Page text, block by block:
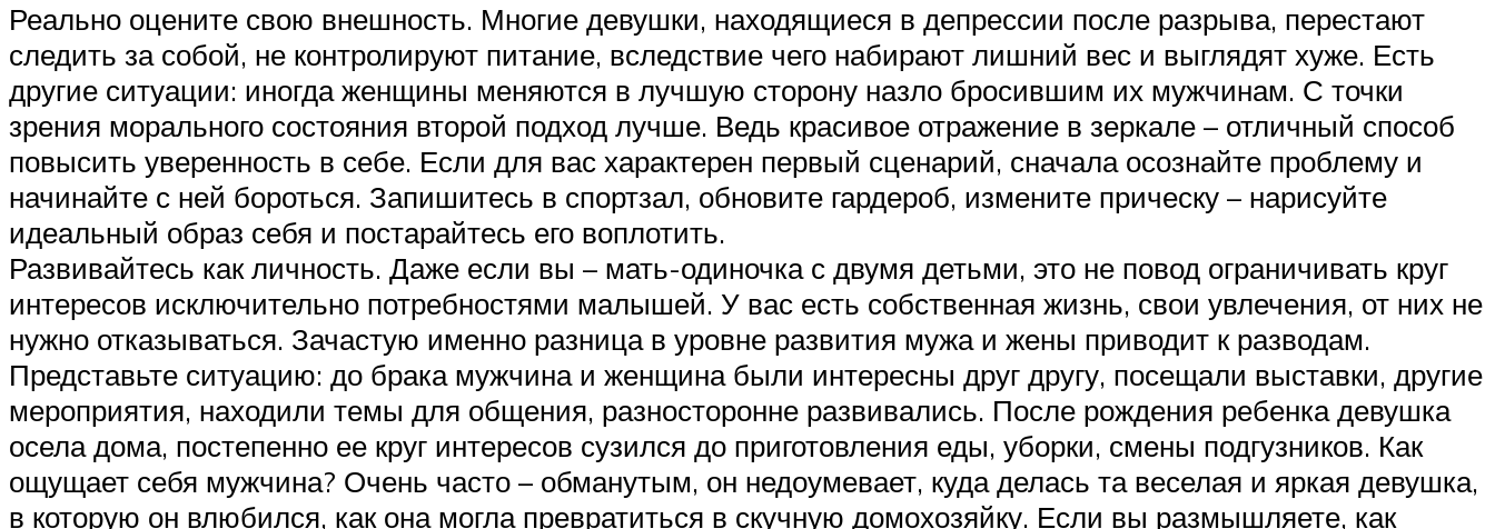
Реально оцените свою внешность. Многие девушки, находящиеся в депрессии после разрыва, перестают
следить за собой, не контролируют питание, вследствие чего набирают лишний вес и выглядят хуже. Есть
другие ситуации: иногда женщины меняются в лучшую сторону назло бросившим их мужчинам. С точки
зрения морального состояния второй подход лучше. Ведь красивое отражение в зеркале – отличный способ
повысить уверенность в себе. Если для вас характерен первый сценарий, сначала осознайте проблему и
начинайте с ней бороться. Запишитесь в спортзал, обновите гардероб, измените прическу – нарисуйте
идеальный образ себя и постарайтесь его воплотить.
Развивайтесь как личность. Даже если вы – мать-одиночка с двумя детьми, это не повод ограничивать круг
интересов исключительно потребностями малышей. У вас есть собственная жизнь, свои увлечения, от них не
нужно отказываться. Зачастую именно разница в уровне развития мужа и жены приводит к разводам.
Представьте ситуацию: до брака мужчина и женщина были интересны друг другу, посещали выставки, другие
мероприятия, находили темы для общения, разносторонне развивались. После рождения ребенка девушка
осела дома, постепенно ее круг интересов сузился до приготовления еды, уборки, смены подгузников. Как
ощущает себя мужчина? Очень часто – обманутым, он недоумевает, куда делась та веселая и яркая девушка,
в которую он влюбился, как она могла превратиться в скучную домохозяйку. Если вы размышляете, как